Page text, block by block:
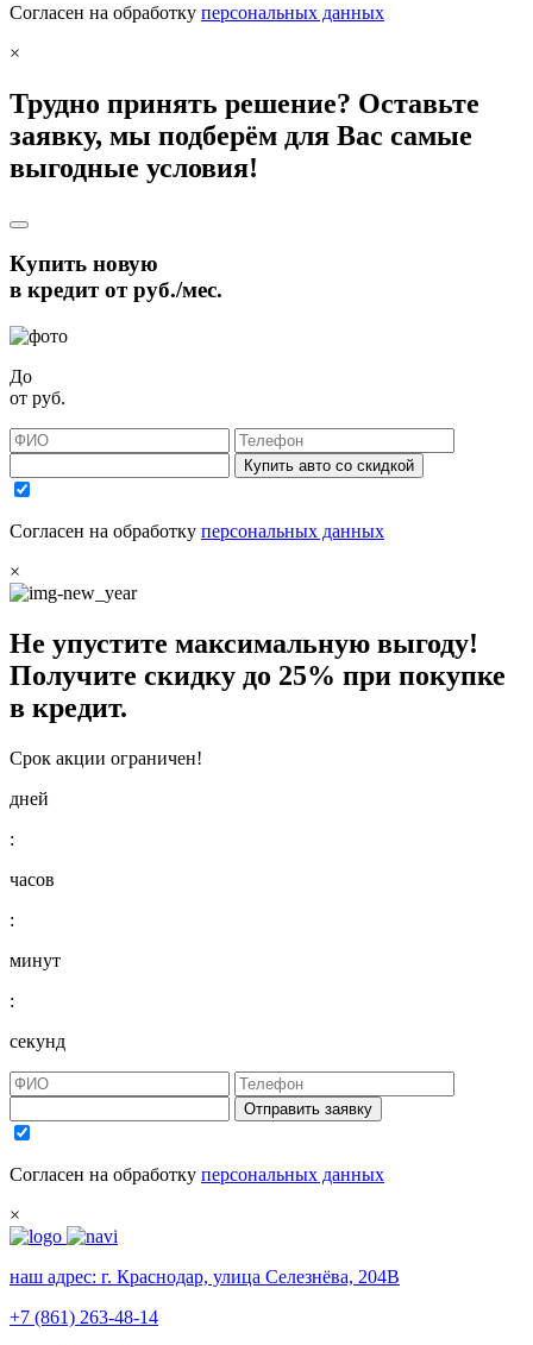
Согласен на обработку персональных данных
×
Трудно принять решение? Оставьте
заявку, мы подберём для Вас самые
выгодные условия!
Купить новую
в кредит отруб./мес.
До
от руб.
Купить авто со скидкой
Согласен на обработку персональных данных
×
Не упустите максимальную выгоду!
Получите скидку до 25% при покупке
в кредит.
Срок акции ограничен!
дней
:
часов
:
минут
:
секунд
Отправить заявку
Согласен на обработку персональных данных
×
наш адрес: г. Краснодар, улица Селезнёва, 204В
+7 (861) 263-48-14